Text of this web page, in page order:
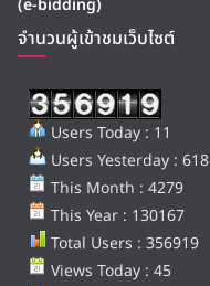
(e-bidding)
จำนวนผู้เข้าชมเว็บไซต์
Users Today : 11
Users Yesterday : 618
This Month : 4279
This Year : 130167
Total Users : 356919
Views Today : 45